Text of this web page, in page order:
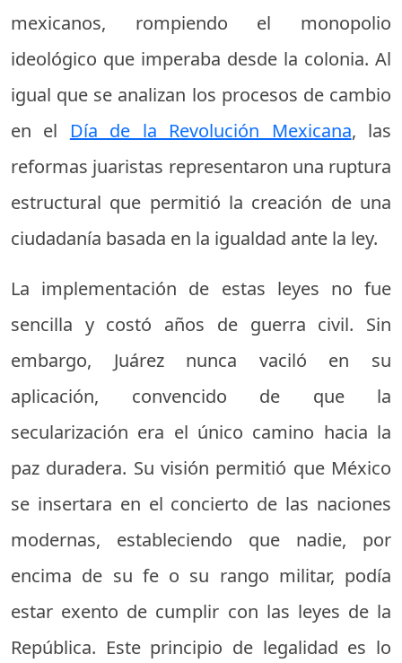
mexicanos, rompiendo el monopolio
ideológico que imperaba desde la colonia. Al
igual que se analizan los procesos de cambio
en el Día de la Revolución Mexicana, las
reformas juaristas representaron una ruptura
estructural que permitió la creación de una
ciudadanía basada en la igualdad ante la ley.
La implementación de estas leyes no fue
sencilla y costó años de guerra civil. Sin
embargo, Juárez nunca vaciló en su
aplicación, convencido de que la
secularización era el único camino hacia la
paz duradera. Su visión permitió que México
se insertara en el concierto de las naciones
modernas, estableciendo que nadie, por
encima de su fe o su rango militar, podía
estar exento de cumplir con las leyes de la
República. Este principio de legalidad es lo